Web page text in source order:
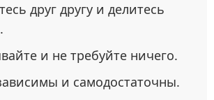
друг другу и делитесь
и не требуйте ничего.
и самодостаточны.